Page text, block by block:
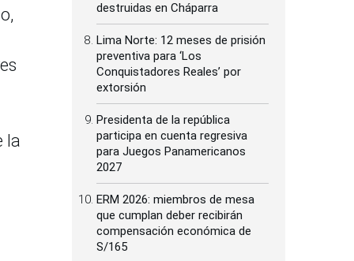
la
destruidas en Cháparra
Lima Norte: 12 meses de prisión
preventiva para ‘Los
Conquistadores Reales’ por
extorsión
Presidenta de la república
participa en cuenta regresiva
para Juegos Panamericanos
2027
ERM 2026: miembros de mesa
que cumplan deber recibirán
compensación económica de
S/165